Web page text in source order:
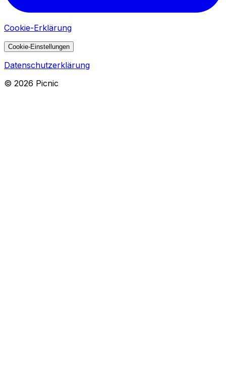
Cookie-Erklärung
Cookie-Einstellungen
Datenschutzerklärung
© 2026 Picnic